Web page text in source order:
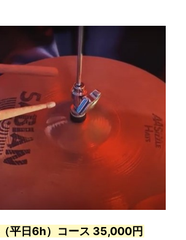
平日6h）コース 35,000円